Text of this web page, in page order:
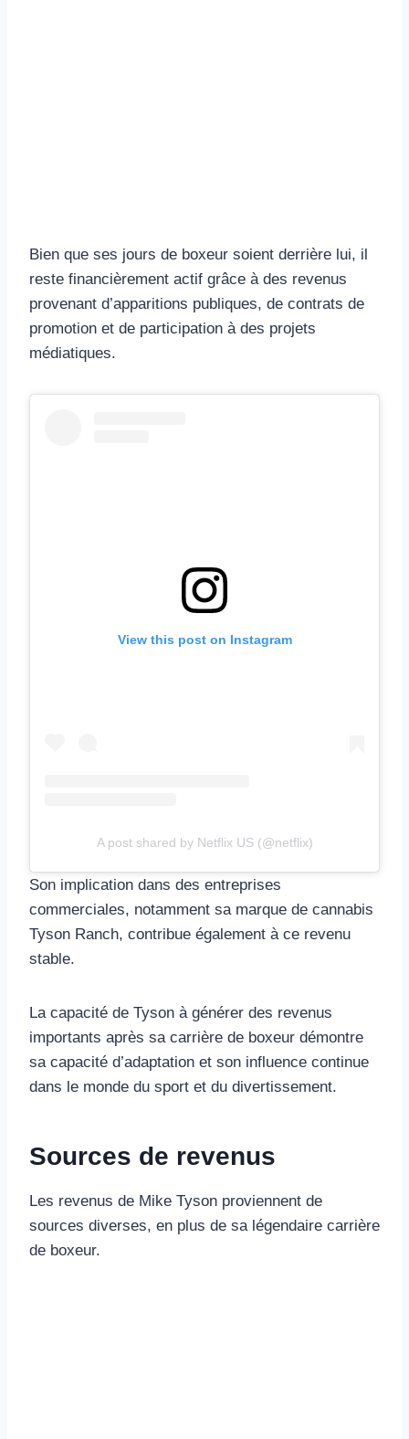
Bien que ses jours de boxeur soient derrière lui, il
reste financièrement actif grâce à des revenus
provenant d’apparitions publiques, de contrats de
promotion et de participation à des projets
médiatiques.
View this post on Instagram
A post shared by Netflix US (@netflix)
Son implication dans des entreprises
commerciales, notamment sa marque de cannabis
Tyson Ranch, contribue également à ce revenu
stable.
La capacité de Tyson à générer des revenus
importants après sa carrière de boxeur démontre
sa capacité d’adaptation et son influence continue
dans le monde du sport et du divertissement.
Sources de revenus
Les revenus de Mike Tyson proviennent de
sources diverses, en plus de sa légendaire carrière
de boxeur.